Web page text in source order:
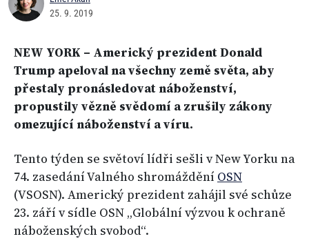
25. 9. 2019
NEW YORK – Americký prezident Donald
Trump apeloval na všechny země světa, aby
přestaly pronásledovat náboženství,
propustily vězně svědomí a zrušily zákony
omezující náboženství a víru.
Tento týden se světoví lídři sešli v New Yorku na
74. zasedání Valného shromáždění OSN
(VSOSN). Americký prezident zahájil své schůze
23. září v sídle OSN „Globální výzvou k ochraně
náboženských svobod“.